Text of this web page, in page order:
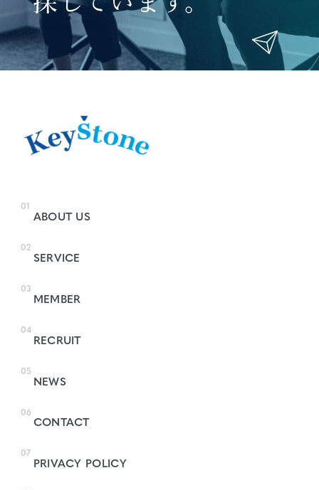
01
ABOUT US
02
SERVICE
03
MEMBER
04
RECRUIT
05
NEWS
06
CONTACT
07
PRIVACY POLICY